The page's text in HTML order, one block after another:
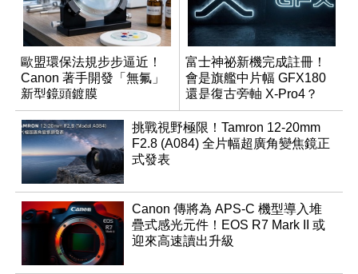
歐盟環保法規步步逼近！
Canon 著手開發「無氟」
新型鏡頭鍍膜
富士神祕新機完成註冊！
會是旗艦中片幅 GFX180
還是復古旁軸 X-Pro4？
挑戰視野極限！Tamron 12-20mm
F2.8 (A084) 全片幅超廣角變焦鏡正
式發表
Canon 傳將為 APS-C 機型導入堆
疊式感光元件！EOS R7 Mark II 或
迎來高速讀出升級